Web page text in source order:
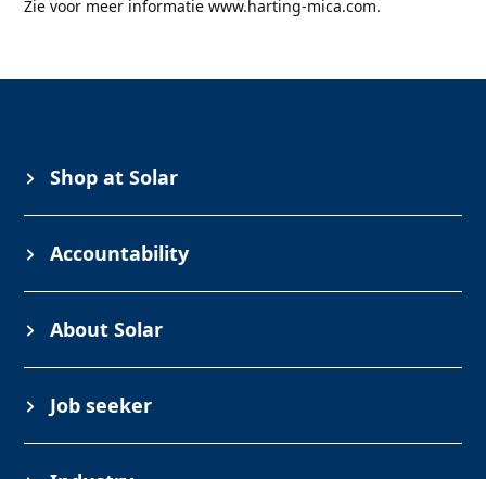
Zie voor meer informatie www.harting-mica.com.
Shop at Solar
Accountability
About Solar
Job seeker